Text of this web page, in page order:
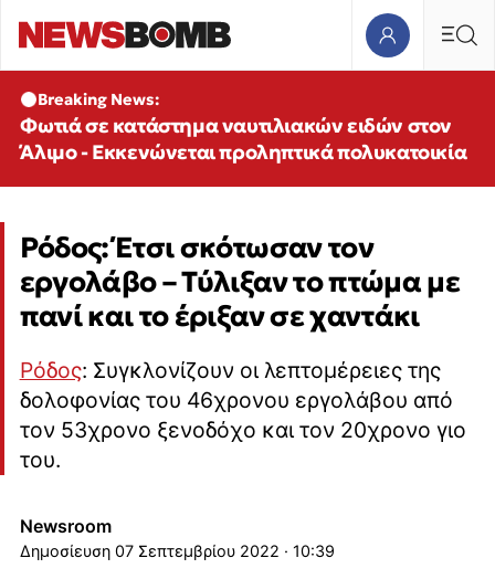
Breaking News:
Φωτιά σε κατάστημα ναυτιλιακών ειδών στον
Άλιμο - Εκκενώνεται προληπτικά πολυκατοικία
Ρόδος: Έτσι σκότωσαν τον
εργολάβο – Τύλιξαν το πτώμα με
πανί και το έριξαν σε χαντάκι
Ρόδος: Συγκλονίζουν οι λεπτομέρειες της
δολοφονίας του 46χρονου εργολάβου από
τον 53χρονο ξενοδόχο και τον 20χρονο γιο
του.
Newsroom
07 Σεπτεμβρίου 2022 · 10:39